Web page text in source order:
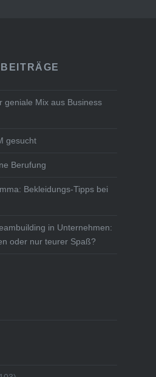
geniale Mix aus Business
gesucht
Berufung
Bekleidungs-Tipps bei
in Unternehmen:
oder nur teurer Spaß?